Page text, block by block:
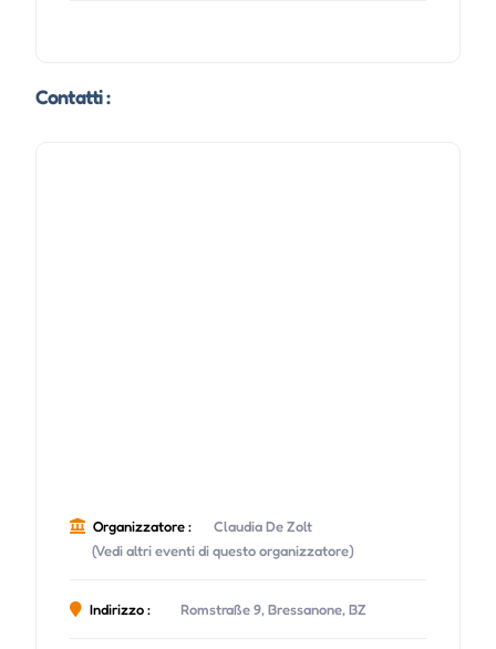
Contatti :
Organizzatore :
Claudia De Zolt
(Vedi altri eventi di questo organizzatore)
Indirizzo : Romstraße 9, Bressanone, BZ